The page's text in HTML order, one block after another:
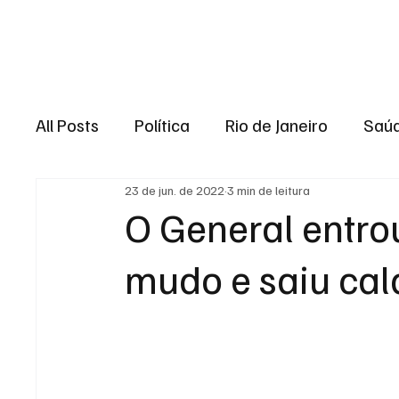
All Posts Política Rio de Janeiro
Região dos lagos Baixada Fluminense
Niterói Zona Oeste
O General
mudo e saiu
23 de jun. de 2022 3 min de leitura